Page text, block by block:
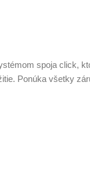
spoja click,
Ponúka všetky